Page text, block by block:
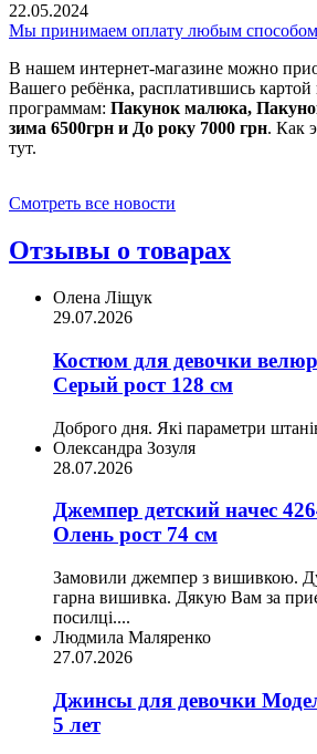
22.05.2024
Мы принимаем оплату любым
В нашем интернет-магазине можно
Вашего ребёнка, расплатившись картой
программам: Пакунок малюка,
зима 6500грн и До року 7000 грн. Как
тут.
Смотреть все новости
Отзывы о товарах
Олена Ліщук
29.07.2026
Костюм для девочки
Серый рост 128 см
Доброго дня. Які параметри
Олександра Зозуля
28.07.2026
Джемпер детский начес
Олень рост 74 см
Замовили джемпер з вишивкою.
гарна вишивка. Дякую Вам за
посилці....
Людмила Маляренко
27.07.2026
Джинсы для девочки
5 лет